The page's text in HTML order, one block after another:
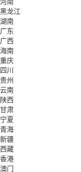
黑龙江
湖南
广东
广西
海南
重庆
四川
贵州
云南
陕西
甘肃
宁夏
青海
新疆
西藏
香港
澳门